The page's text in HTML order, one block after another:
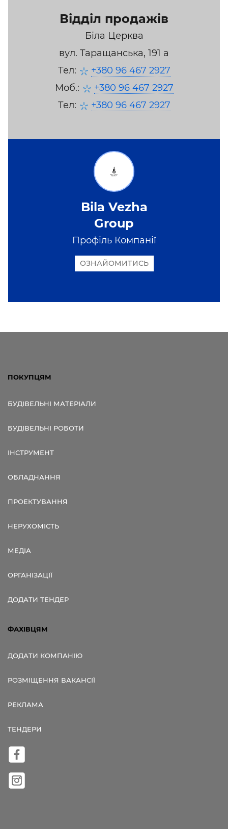
Відділ продажів
Біла Церква
вул. Таращанська, 191 а
Тел:
+380 96 467 2927
Моб.:
+380 96 467 2927
Тел:
+380 96 467 2927
Bila Vezha
Group
Профіль Компанії
ОЗНАЙОМИТИСЬ
ПОКУПЦЯМ
БУДІВЕЛЬНІ МАТЕРІАЛИ
БУДІВЕЛЬНІ РОБОТИ
ІНСТРУМЕНТ
ОБЛАДНАННЯ
ПРОЕКТУВАННЯ
НЕРУХОМІСТЬ
МЕДІА
ОРГАНІЗАЦІЇ
ДОДАТИ ТЕНДЕР
ФАХІВЦЯМ
ДОДАТИ КОМПАНІЮ
РОЗМІЩЕННЯ ВАКАНСІЇ
РЕКЛАМА
ТЕНДЕРИ